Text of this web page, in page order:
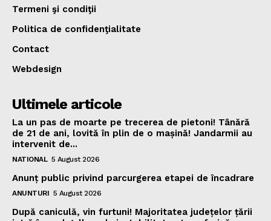
Termeni şi condiţii
Politica de confidenţialitate
Contact
Webdesign
Ultimele articole
La un pas de moarte pe trecerea de pietoni! Tânără
de 21 de ani, lovită în plin de o mașină! Jandarmii au
intervenit de...
NATIONAL 5 August 2026
Anunț public privind parcurgerea etapei de încadrare
ANUNTURI 5 August 2026
După caniculă, vin furtuni! Majoritatea județelor țării